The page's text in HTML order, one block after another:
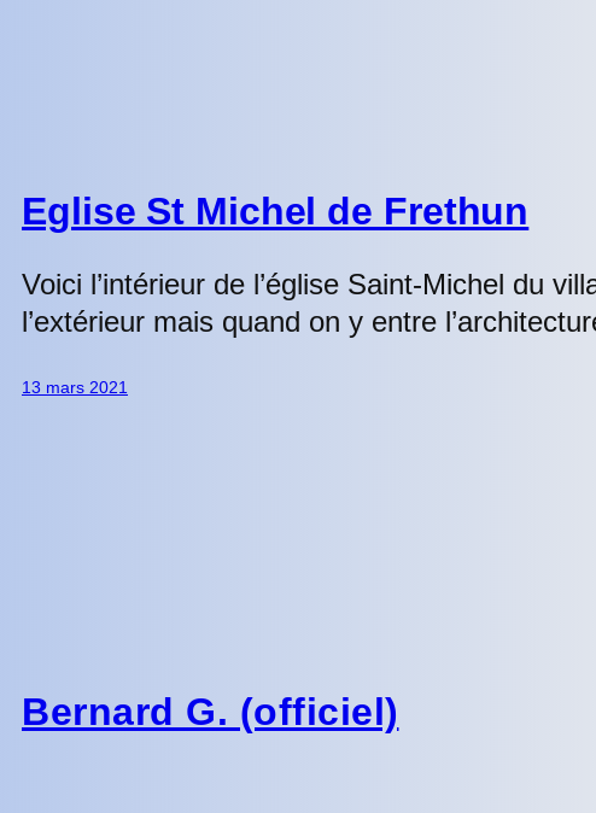
Eglise St Michel de Frethun
Voici l’intérieur de l’église Saint-Michel du
l’extérieur mais quand on y entre
13 mars 2021
Bernard G. (officiel)